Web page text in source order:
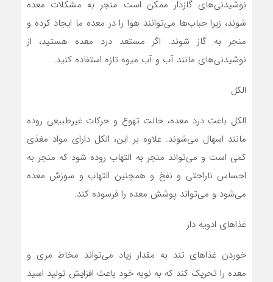
نوشیدنی‌های گازدار ممکن است منجر به مشکلات معده
شوند، زیرا حباب‌ها می‌توانند هوا را در معده ما ایجاد کرده و
منجر به گاز شوند. اگر مستعد درد معده هستید، از
نوشیدنی‌های مانند آب و آب میوه تازه استفاده کنید.
الکل
الکل باعث درد معده، حالت تهوع و حرکات غیرطبیعی روده
مانند اسهال می‌شوند. علاوه بر این، الکل دارای مواد مغذی
کمی است و می‌تواند منجر به التهاب روده شود که منجر به
احساس ناراحتی و نفخ و همچنین التهاب و سوزش معده
می‌شود و می‌تواند پوشش معده را فرسوده کند.
غذا‌های ادویه دار
خوردن غذا‌های تند به مقدار زیاد می‌تواند مخاط مری و
معده را تحریک کند که به نوبه خود باعث افزایش تولید اسید